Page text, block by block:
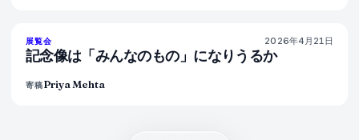
77% 45
展覧会 2026年4月21日
記念像は「みんなのもの」になりうるか
寄稿Priya Mehta